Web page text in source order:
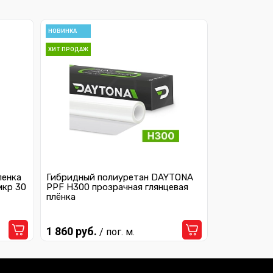
30
НОВИНКА
ХИТ ПРОДАЖ
Гибридный полиуретан DAYTONA
PPF H300 прозрачная глянцевая
плёнка
1 860 руб. / пог. м.